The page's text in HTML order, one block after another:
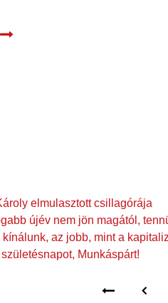
elmulasztott csillagórája
újév nem jön magától,
kínálunk, az jobb, mint a
Munkáspárt!